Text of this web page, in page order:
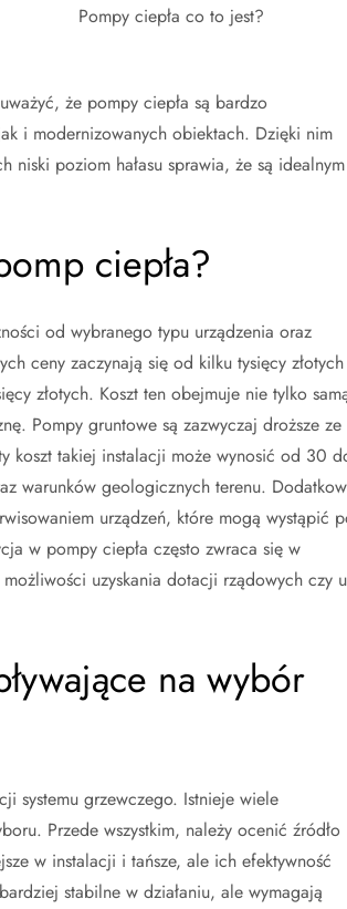
Pompy ciepła co to jest?
że pompy ciepła są bardzo
i modernizowanych obiektach. Dzięki nim
niski poziom hałasu sprawia, że są idealnym
ciepła?
od wybranego typu urządzenia oraz
ceny zaczynają się od kilku tysięcy złotych
złotych. Koszt ten obejmuje nie tylko
Pompy gruntowe są zazwyczaj droższe ze
koszt takiej instalacji może wynosić od 30
warunków geologicznych terenu.
urządzeń, które mogą wystąpić
w pompy ciepła często zwraca się w
uzyskania dotacji rządowych czy
na wybór
systemu grzewczego. Istnieje wiele
Przede wszystkim, należy ocenić źródło
w instalacji i tańsze, ale ich efektywność
stabilne w działaniu, ale wymagają